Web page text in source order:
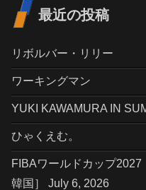
最近の投稿
リボルバー・リリー
ワーキングマン
YUKI KAWAMURA IN
ひゃくえむ。
FIBAワールドカップ
韓国］ July 6, 2026